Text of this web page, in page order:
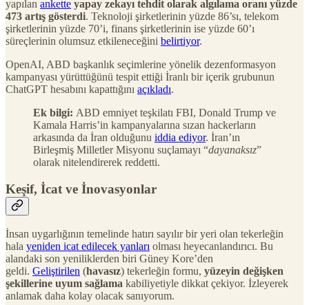
yapılan ankette yapay zekayı tehdit olarak algılama oranı yüzde
473 artış gösterdi. Teknoloji şirketlerinin yüzde 86’sı, telekom
şirketlerinin yüzde 70’i, finans şirketlerinin ise yüzde 60’ı
süreçlerinin olumsuz etkileneceğini belirtiyor.
OpenAI, ABD başkanlık seçimlerine yönelik dezenformasyon
kampanyası yürüttüğünü tespit ettiği İranlı bir içerik grubunun
ChatGPT hesabını kapattığını açıkladı.
Ek bilgi: ABD emniyet teşkilatı FBI, Donald Trump ve
Kamala Harris’in kampanyalarına sızan hackerların
arkasında da İran olduğunu iddia ediyor. İran’ın
Birleşmiş Milletler Misyonu suçlamayı “dayanaksız”
olarak nitelendirerek reddetti.
Keşif, İcat ve İnovasyonlar
İnsan uygarlığının temelinde hatırı sayılır bir yeri olan tekerleğin
hala yeniden icat edilecek yanları olması heyecanlandırıcı. Bu
alandaki son yeniliklerden biri Güney Kore’den
geldi. Geliştirilen (havasız) tekerleğin formu, yüzeyin değişken
şekillerine uyum sağlama kabiliyetiyle dikkat çekiyor. İzleyerek
anlamak daha kolay olacak sanıyorum.